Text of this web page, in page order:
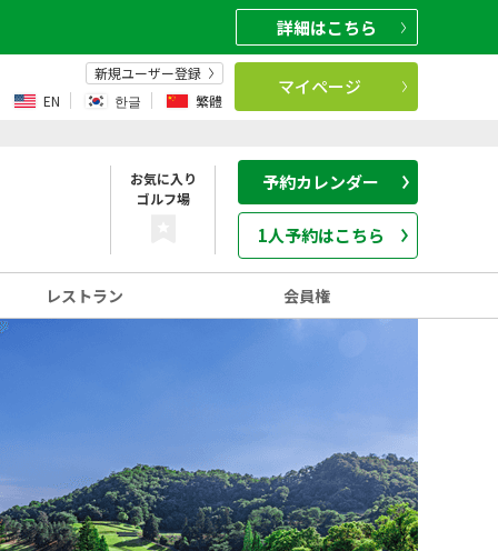
詳細はこちら
新規ユーザー登録
EN
한글 繁體
マイページ
お気に入り
ゴルフ場
予約カレンダー
1人予約はこちら
レストラン 会員権